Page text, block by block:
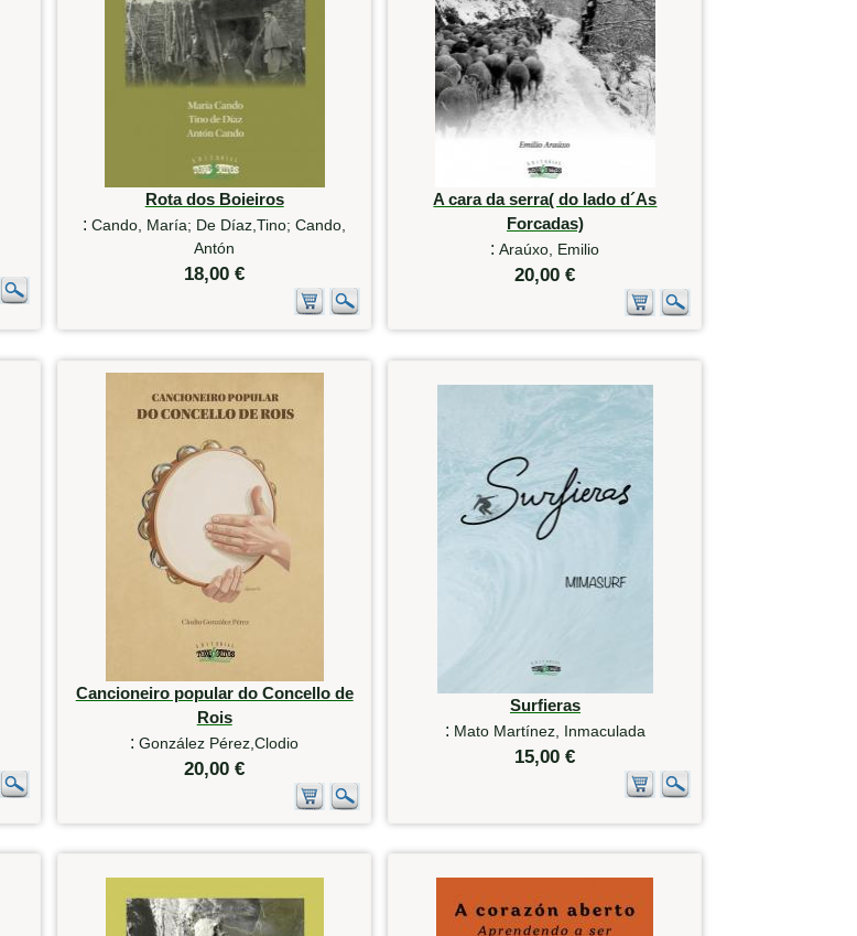
Rota dos Boieiros
:Cando, María; De Díaz,Tino; Cando,
Antón
18,00 €
A cara da serra( do lado d´As
Forcadas)
:Araúxo, Emilio
20,00 €
Cancioneiro popular do Concello de
Rois
:González Pérez,Clodio
20,00 €
Surfieras
: Mato Martínez, Inmaculada
15,00 €